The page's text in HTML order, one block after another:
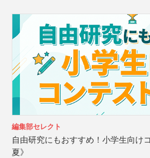
編集部セレクト
自由研究にもおすすめ！小学生向け
夏》